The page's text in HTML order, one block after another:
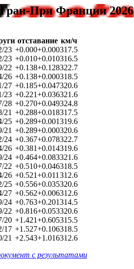
При Франции 2026
отставание км/ч
23 +0.000+0.000317.5
23 +0.010+0.010316.5
22 +0.138+0.128322.7
26 +0.138+0.000318.5
27 +0.185+0.047320.6
23 +0.221+0.036321.6
28 +0.270+0.049324.8
21 +0.288+0.018317.5
25 +0.289+0.001319.6
21 +0.289+0.000320.6
24 +0.367+0.078322.7
26 +0.381+0.014319.6
24 +0.464+0.083321.6
22 +0.510+0.046318.5
26 +0.521+0.011 312.6
25 +0.556+0.035320.6
27 +0.562+0.006312.6
24 +0.763+0.201314.5
22 +0.816+0.053320.6
20 +1.421+0.605315.5
17 +1.527+0.106318.5
21 +2.543+1.016312.6
с результатами